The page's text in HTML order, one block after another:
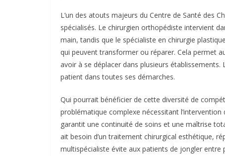
L’un des atouts majeurs du Centre de Santé des
spécialisés. Le chirurgien orthopédiste intervient
main, tandis que le spécialiste en chirurgie
qui peuvent transformer ou réparer. Cela permet
avoir à se déplacer dans plusieurs
patient dans toutes ses démarches.
Qui pourrait bénéficier de cette diversité de
problématique complexe nécessitant
garantit une continuité de soins et une maîtrise
ait besoin d’un traitement chirurgical esthétique,
multispécialiste évite aux patients de jongler